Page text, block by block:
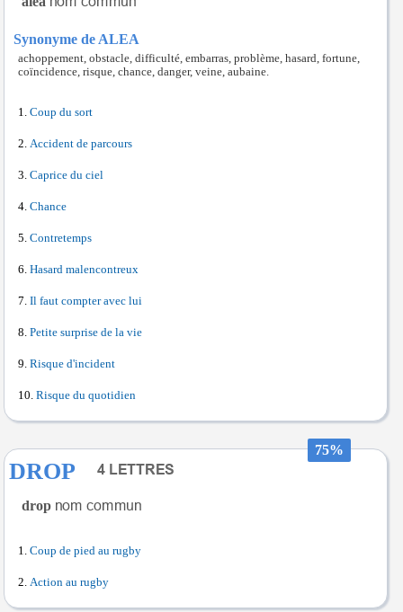
Synonyme de ALEA
achoppement, obstacle, difficulté, embarras, problème, hasard, fortune,
coïncidence, risque, chance, danger, veine, aubaine.
Coup du sort
Accident de parcours
Caprice du ciel
Chance
Contretemps
Hasard malencontreux
Il faut compter avec lui
Petite surprise de la vie
Risque d'incident
Risque du quotidien
75%
DROP
drop
Coup de pied au rugby
Action au rugby